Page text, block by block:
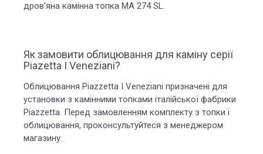
дров'яна камінна топка MA 274 SL.
Як замовити облицювання для каміну серії
Piazetta I Veneziani?
Облицювання Piazzetta I Veneziani призначені для
установки з камінними топками італійської фабрики
Piazzetta. Перед замовленням комплекту з топки і
облицювання, проконсультуйтеся з менеджером
магазину.